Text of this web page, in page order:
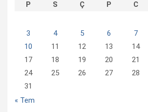
P
S Ç P C
3
4 5 6 7
10
11 12 13 14
17
18 19 20 21
24
25 26 27 28
31
« Tem